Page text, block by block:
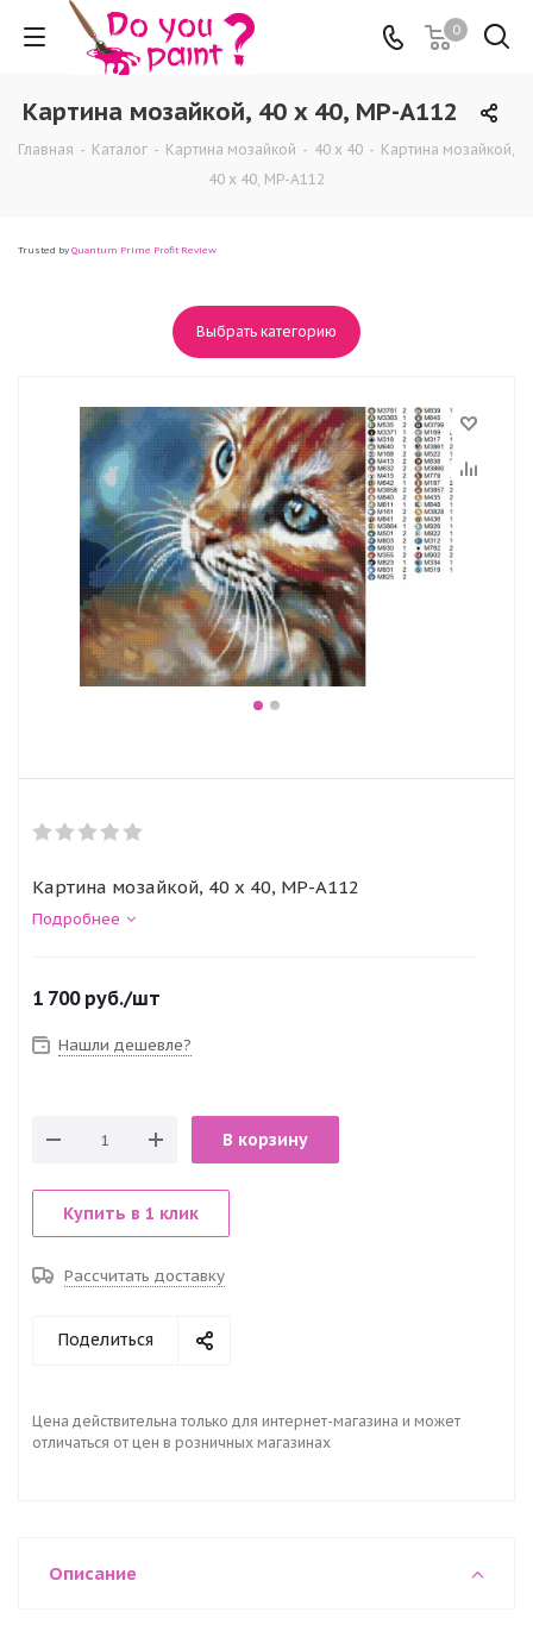
0
Картина мозайкой, 40 x 40, MP-A112
Главная - Каталог - Картина мозайкой - 40 x 40 - Картина мозайкой,
40 x 40, MP-A112
Trusted by Quantum Prime Profit Review
Выбрать категорию
Картина мозайкой, 40 x 40, MP-A112
Подробнее
1 700руб./шт
Нашли дешевле?
В корзину
Купить в 1 клик
Рассчитать доставку
Поделиться
Цена действительна только для интернет-магазина и может
отличаться от цен в розничных магазинах
Описание